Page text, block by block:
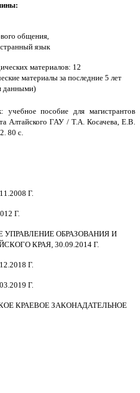
общения,
язык
материалов: 12
материалы за последние 5 лет
данными)
учебное пособие для магистрантов
Алтайского ГАУ / Т.А. Косачева, Е.В.
80 с.
Г.
Г.
УПРАВЛЕНИЕ ОБРАЗОВАНИЯ И
КРАЯ, 30.09.2014 Г.
Г.
Г.
КРАЕВОЕ ЗАКОНАДАТЕЛЬНОЕ